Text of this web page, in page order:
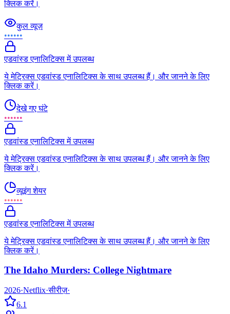
क्लिक करें।
कुल व्यूज़
••••••
एडवांस्ड एनालिटिक्स में उपलब्ध
ये मेट्रिक्स एडवांस्ड एनालिटिक्स के साथ उपलब्ध हैं। और जानने के लिए
क्लिक करें।
देखे गए घंटे
••••••
एडवांस्ड एनालिटिक्स में उपलब्ध
ये मेट्रिक्स एडवांस्ड एनालिटिक्स के साथ उपलब्ध हैं। और जानने के लिए
क्लिक करें।
व्यूइंग शेयर
••••••
एडवांस्ड एनालिटिक्स में उपलब्ध
ये मेट्रिक्स एडवांस्ड एनालिटिक्स के साथ उपलब्ध हैं। और जानने के लिए
क्लिक करें।
The Idaho Murders: College Nightmare
2026·Netflix·सीरीज़·
6.1